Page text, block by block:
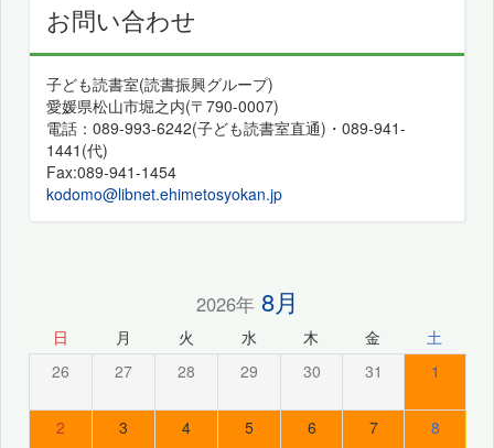
お問い合わせ
子ども読書室(読書振興グループ)
愛媛県松山市堀之内(〒790-0007)
電話：089-993-6242(子ども読書室直通)・089-941-
1441(代)
Fax:089-941-1454
kodomo@libnet.ehimetosyokan.jp
2026年8月
日 月 火 水 木 金 土
26 27 28 29 30 31 1
2 3 4 5 6 7 8